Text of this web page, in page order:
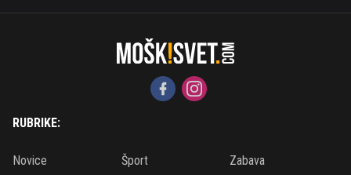
RUBRIKE:
Novice Šport
Zabava